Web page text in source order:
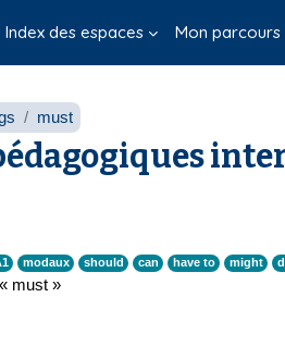
Index des espaces Mon parcours
must
modaux should can have to might
must »